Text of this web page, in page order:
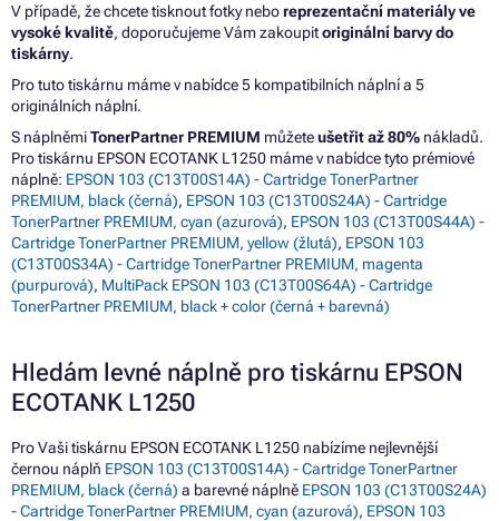
V případě, že chcete tisknout fotky neboreprezentační materiály ve
vysoké kvalitě, doporučujeme Vám zakoupitoriginální barvy do
tiskárny.
Pro tuto tiskárnu máme v nabídce 5 kompatibilních náplní a 5
originálních náplní.
S náplněmiTonerPartner PREMIUM můžeteušetřit až 80% nákladů.
Pro tiskárnu EPSON ECOTANK L1250 máme v nabídce tyto prémiové
náplně: EPSON 103 (C13T00S14A) - Cartridge TonerPartner
PREMIUM, black (černá), EPSON 103 (C13T00S24A) - Cartridge
TonerPartner PREMIUM, cyan (azurová), EPSON 103 (C13T00S44A) -
Cartridge TonerPartner PREMIUM, yellow (žlutá), EPSON 103
(C13T00S34A) - Cartridge TonerPartner PREMIUM, magenta
(purpurová), MultiPack EPSON 103 (C13T00S64A) - Cartridge
TonerPartner PREMIUM, black + color (černá + barevná)
Hledám levné náplně pro tiskárnu EPSON
ECOTANK L1250
Pro Vaši tiskárnu EPSON ECOTANK L1250 nabízíme nejlevnější
černou náplň EPSON 103 (C13T00S14A) - Cartridge TonerPartner
PREMIUM, black (černá) a barevné náplně EPSON 103 (C13T00S24A)
- Cartridge TonerPartner PREMIUM, cyan (azurová), EPSON 103